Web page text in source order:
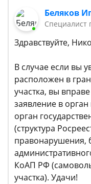
Беляков
Специалист
Здравствуйте,
В случае если вы
расположен в
участка, вы
заявление в
орган
(структура
правонарушения,
КоАП РФ
участка). Удачи!